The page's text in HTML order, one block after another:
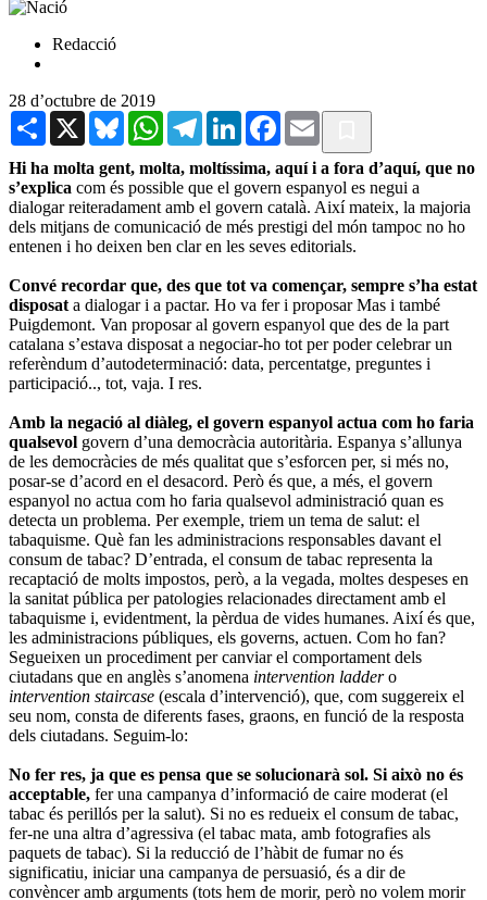
Redacció
28 d’octubre de 2019
Share X BlueskyWhatsAppTelegramLinkedInFacebook
Email
Hi ha molta gent, molta, moltíssima, aquí i a fora d’aquí, que no
s’explica com és possible que el govern espanyol es negui a
dialogar reiteradament amb el govern català. Així mateix, la majoria
dels mitjans de comunicació de més prestigi del món tampoc no ho
entenen i ho deixen ben clar en les seves editorials.
Convé recordar que, des que tot va començar, sempre s’ha estat
disposat a dialogar i a pactar. Ho va fer i proposar Mas i també
Puigdemont. Van proposar al govern espanyol que des de la part
catalana s’estava disposat a negociar-ho tot per poder celebrar un
referèndum d’autodeterminació: data, percentatge, preguntes i
participació.., tot, vaja. I res.
Amb la negació al diàleg, el govern espanyol actua com ho faria
qualsevol govern d’una democràcia autoritària. Espanya s’allunya
de les democràcies de més qualitat que s’esforcen per, si més no,
posar-se d’acord en el desacord. Però és que, a més, el govern
espanyol no actua com ho faria qualsevol administració quan es
detecta un problema. Per exemple, triem un tema de salut: el
tabaquisme. Què fan les administracions responsables davant el
consum de tabac? D’entrada, el consum de tabac representa la
recaptació de molts impostos, però, a la vegada, moltes despeses en
la sanitat pública per patologies relacionades directament amb el
tabaquisme i, evidentment, la pèrdua de vides humanes. Així és que,
les administracions públiques, els governs, actuen. Com ho fan?
Segueixen un procediment per canviar el comportament dels
ciutadans que en anglès s’anomena intervention laddero
intervention staircase (escala d’intervenció), que, com suggereix el
seu nom, consta de diferents fases, graons, en funció de la resposta
dels ciutadans. Seguim-lo:
No fer res, ja que es pensa que se solucionarà sol. Si això no és
acceptable, fer una campanya d’informació de caire moderat (el
tabac és perillós per la salut). Si no es redueix el consum de tabac,
fer-ne una altra d’agressiva (el tabac mata, amb fotografies als
paquets de tabac). Si la reducció de l’hàbit de fumar no és
significatiu, iniciar una campanya de persuasió, és a dir de
convèncer amb arguments (tots hem de morir, però no volem morir